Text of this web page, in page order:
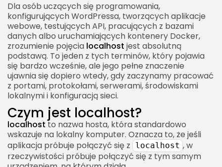
Dla osób uczących się programowania,
konfigurujących WordPressa, tworzących aplikacje
webowe, testujących API, pracujących z bazami
danych albo uruchamiających kontenery Docker,
zrozumienie pojęcia localhost jest absolutną
podstawą. To jeden z tych terminów, który pojawia
się bardzo wcześnie, ale jego pełne znaczenie
ujawnia się dopiero wtedy, gdy zaczynamy pracować
z portami, protokołami, serwerami, środowiskami
lokalnymi i konfiguracją sieci.
Czym jest localhost?
localhostto nazwa hosta, która standardowo
wskazuje na lokalny komputer. Oznacza to, że jeśli
aplikacja próbuje połączyć się z
localhost , w
rzeczywistości próbuje połączyć się z tym samym
Localhost a baza danych
Localhost w konfiguracji bazy danych
Problem baza działa, ale aplikacja nie może się
połączyć
Localhost w Dockerze
Jak działa localhost w Dockerze?
Docker Compose i nazwy usług
Localhost a bezpieczeństwo
Dlaczego localhost jest bezpieczniejszy?
Kiedy localhost może być ryzykowny?